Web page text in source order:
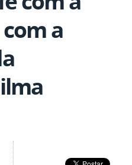
a